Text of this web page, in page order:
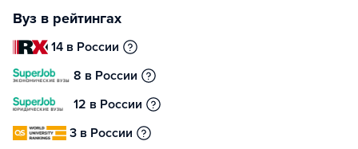
Вуз в рейтингах
14 в России
8 в России
12 в России
3 в России